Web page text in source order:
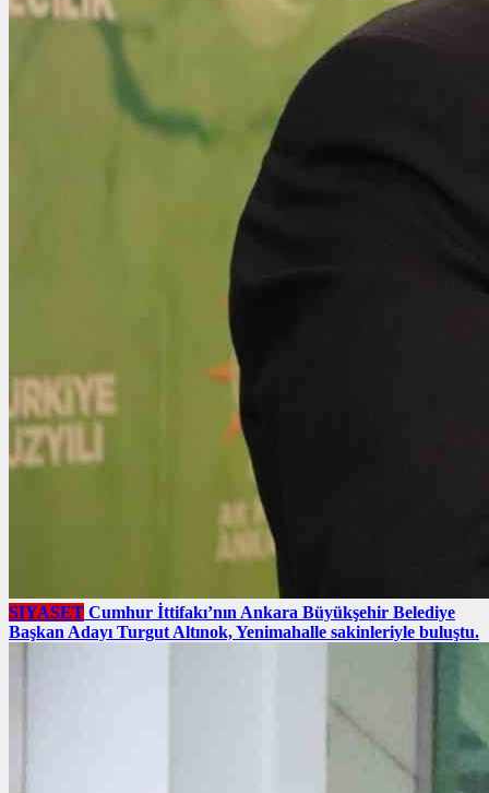
SIYASET Cumhur İttifakı’nın Ankara Büyükşehir Belediye
Başkan Adayı Turgut Altınok, Yenimahalle sakinleriyle buluştu.